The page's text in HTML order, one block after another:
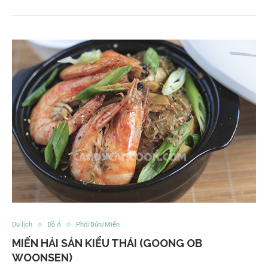
Du lịch Đồ Á Phở/Bún/Miến
MIẾN HẢI SẢN KIỂU THÁI (GOONG OB
WOONSEN)